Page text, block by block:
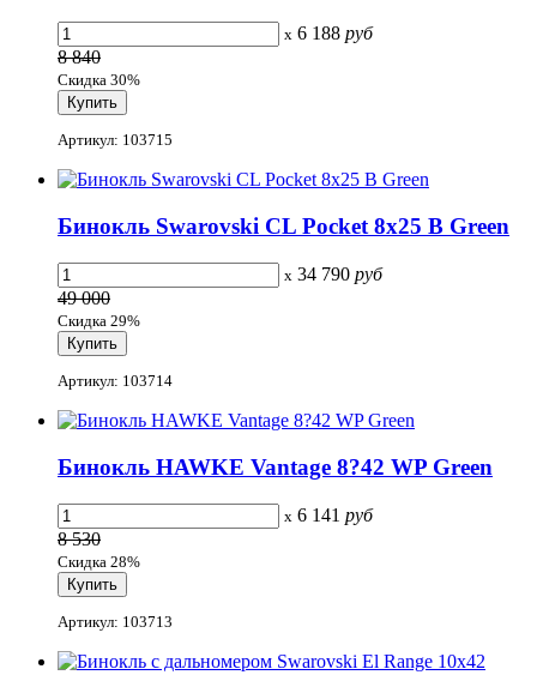
x 6 188 руб
8 840
Скидка 30%
Артикул: 103715
Бинокль Swarovski CL Pocket 8x25 B Green
x 34 790 руб
49 000
Скидка 29%
Артикул: 103714
Бинокль HAWKE Vantage 8?42 WP Green
x 6 141 руб
8 530
Скидка 28%
Артикул: 103713